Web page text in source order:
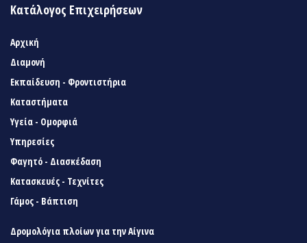
Κατάλογος Επιχειρήσεων
Αρχική
Διαμονή
Εκπαίδευση - Φροντιστήρια
Καταστήματα
Υγεία - Ομορφιά
Υπηρεσίες
Φαγητό - Διασκέδαση
Κατασκευές - Τεχνίτες
Γάμος - Βάπτιση
Δρομολόγια πλοίων για την Αίγινα